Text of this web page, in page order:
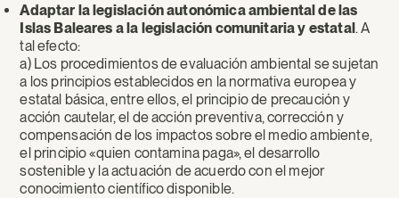
Adaptar la legislación autonómica ambiental de las
Islas Baleares a la legislación comunitaria y estatal. A
tal efecto:
a) Los procedimientos de evaluación ambiental se sujetan
a los principios establecidos en la normativa europea y
estatal básica, entre ellos, el principio de precaución y
acción cautelar, el de acción preventiva, corrección y
compensación de los impactos sobre el medio ambiente,
el principio «quien contamina paga», el desarrollo
sostenible y la actuación de acuerdo con el mejor
conocimiento científico disponible.